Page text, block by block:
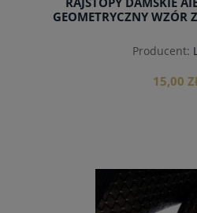
GEOMETRYCZNY WZÓR
Producent:
15,00
do